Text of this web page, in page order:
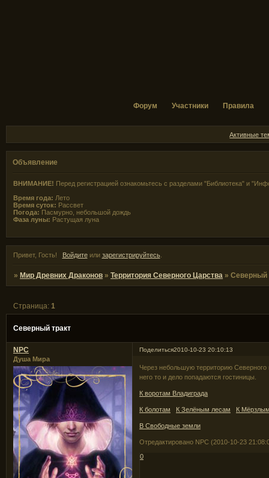
Форум Участники Правила
Активные
Объявление
ВНИМАНИЕ! Перед регистрацией ознакомьтесь с разделами "Библиотека" и
Время года: Лето
Время суток: Рассвет
Погода: Пасмурно, небольшой дождь
Фаза луны: Растущая луна
Привет, Гость! Войдитеили зарегистрируйтесь.
»Мир Древних Драконов »Территория Северного Царства »Северный
Северный тракт
Страница:1
Поделиться2010-10-23 20:10:13
NPC
Душа Мира
Через небольшую территорию
него то и дело попадаются гостиницы.
К воротам Владиграда
К болотам К Зелёным лесам К
В Свободные земли
Отредактировано NPC (2010-10-23
0